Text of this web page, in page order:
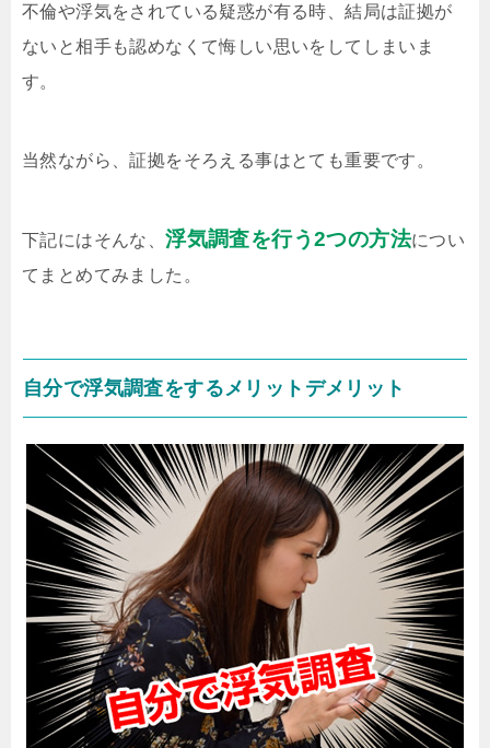
不倫や浮気をされている疑惑が有る時、結局は証拠が
ないと相手も認めなくて悔しい思いをしてしまいま
す。
当然ながら、証拠をそろえる事はとても重要です。
下記にはそんな、浮気調査を行う2つの方法につい
てまとめてみました。
自分で浮気調査をするメリットデメリット